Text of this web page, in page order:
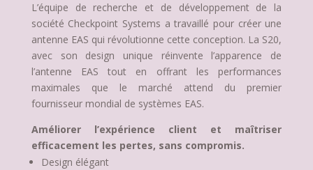
L’équipe de recherche et de développement de la
société Checkpoint Systems a travaillé pour créer une
antenne EAS qui révolutionne cette conception. La S20,
avec son design unique réinvente l’apparence de
l’antenne EAS tout en offrant les performances
maximales que le marché attend du premier
fournisseur mondial de systèmes EAS.
Améliorer l’expérience client et maîtriser
efficacement les pertes, sans compromis.
Design élégant